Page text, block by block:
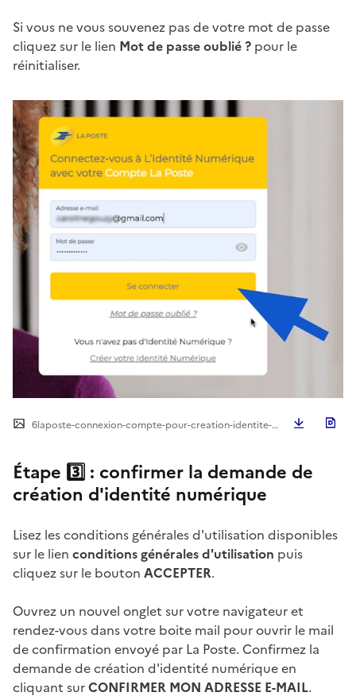
Si vous ne vous souvenez pas de votre mot de passe
cliquez sur le lien Mot de passe oublié ? pour le
réinitialiser.
6laposte-connexion-compte-pour-creation-identite-numerique.png
Étape 3️⃣ : confirmer la demande de
création d'identité numérique
Lisez les conditions générales d'utilisation disponibles
sur le lien conditions générales d'utilisation puis
cliquez sur le bouton ACCEPTER.
Ouvrez un nouvel onglet sur votre navigateur et
rendez-vous dans votre boite mail pour ouvrir le mail
de confirmation envoyé par La Poste. Confirmez la
demande de création d'identité numérique en
cliquant surCONFIRMER MON ADRESSE E-MAIL.